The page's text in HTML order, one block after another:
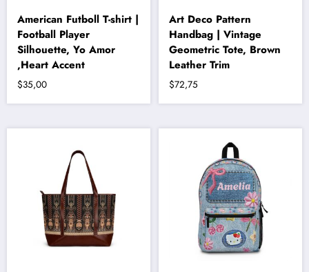
American Futboll T-shirt |
Football Player
Silhouette, Yo Amor
,Heart Accent
$35,00
Art Deco Pattern
Handbag | Vintage
Geometric Tote, Brown
Leather Trim
$72,75
Bu
birden
Seçenekler
sayfasından
seçilebilir